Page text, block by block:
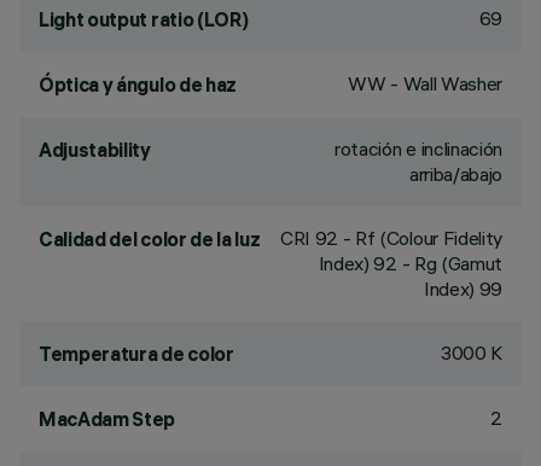
Light output ratio (LOR) 69
Óptica y ángulo de haz WW - Wall Washer
Adjustability
rotación e inclinación
arriba/abajo
Calidad del color de la luz CRI 92 - Rf (Colour Fidelity
Index) 92 - Rg (Gamut
Index) 99
Temperatura de color 3000 K
MacAdam Step 2